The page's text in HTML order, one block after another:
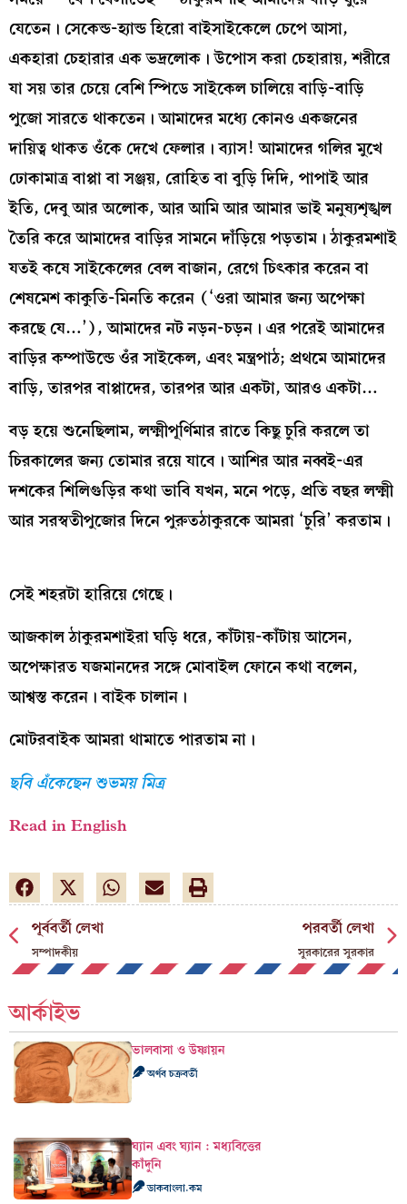
যেতেন। সেকেন্ড-হ্যান্ড হিরো বাইসাইকেলে চেপে আসা,
একহারা চেহারার এক ভদ্রলোক। উপোস করা চেহারায়, শরীরে
যা সয় তার চেয়ে বেশি স্পিডে সাইকেল চালিয়ে বাড়ি-বাড়ি
পুজো সারতে থাকতেন। আমাদের মধ্যে কোনও একজনের
দায়িত্ব থাকত ওঁকে দেখে ফেলার। ব্যাস! আমাদের গলির মুখে
ঢোকামাত্র বাপ্পা বা সঞ্জয়, রোহিত বা বুড়ি দিদি, পাপাই আর
ইতি, দেবু আর অলোক, আর আমি আর আমার ভাই মনুষ্যশৃঙ্খল
তৈরি করে আমাদের বাড়ির সামনে দাঁড়িয়ে পড়তাম। ঠাকুরমশাই
যতই কষে সাইকেলের বেল বাজান, রেগে চিৎকার করেন বা
শেষমেশ কাকুতি-মিনতি করেন (‘ওরা আমার জন্য অপেক্ষা
করছে যে…’), আমাদের নট নড়ন-চড়ন। এর পরেই আমাদের
বাড়ির কম্পাউন্ডে ওঁর সাইকেল, এবং মন্ত্রপাঠ; প্রথমে আমাদের
বাড়ি, তারপর বাপ্পাদের, তারপর আর একটা, আরও একটা…
বড় হয়ে শুনেছিলাম, লক্ষ্মীপূর্ণিমার রাতে কিছু চুরি করলে তা
চিরকালের জন্য তোমার রয়ে যাবে। আশির আর নব্বই-এর
দশকের শিলিগুড়ির কথা ভাবি যখন, মনে পড়ে, প্রতি বছর লক্ষ্মী
আর সরস্বতীপুজোর দিনে পুরুতঠাকুরকে আমরা ‘চুরি’ করতাম।
সেই শহরটা হারিয়ে গেছে।
আজকাল ঠাকুরমশাইরা ঘড়ি ধরে, কাঁটায়-কাঁটায় আসেন,
অপেক্ষারত যজমানদের সঙ্গে মোবাইল ফোনে কথা বলেন,
আশ্বস্ত করেন। বাইক চালান।
মোটরবাইক আমরা থামাতে পারতাম না।
ছবি এঁকেছেন শুভময় মিত্র
Read in English
পূর্ববর্তী লেখা
সম্পাদকীয়
পরবর্তী লেখা
সুরকারের সুরকার
আর্কাইভ
ভালবাসা ও উষ্ণায়ন
অর্ণব চক্রবর্তী
ঘ্যান এবং ঘ্যান : মধ্যবিত্তের
কাঁদুনি
ডাকবাংলা.কম